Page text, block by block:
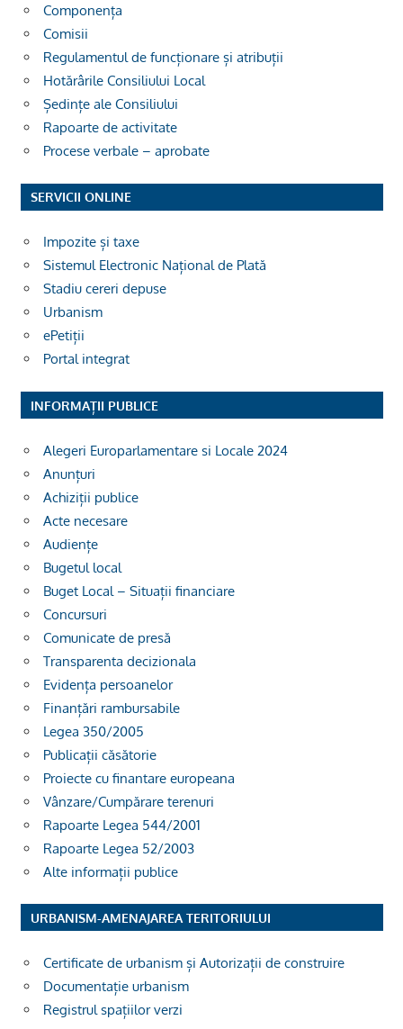
Componența
Comisii
Regulamentul de funcționare și atribuții
Hotărârile Consiliului Local
Ședințe ale Consiliului
Rapoarte de activitate
Procese verbale – aprobate
SERVICII ONLINE
Impozite și taxe
Sistemul Electronic Național de Plată
Stadiu cereri depuse
Urbanism
ePetiții
Portal integrat
INFORMAȚII PUBLICE
Alegeri Europarlamentare si Locale 2024
Anunțuri
Achiziții publice
Acte necesare
Audiențe
Bugetul local
Buget Local – Situații financiare
Concursuri
Comunicate de presă
Transparenta decizionala
Evidența persoanelor
Finanțări rambursabile
Legea 350/2005
Publicații căsătorie
Proiecte cu finantare europeana
Vânzare/Cumpărare terenuri
Rapoarte Legea 544/2001
Rapoarte Legea 52/2003
Alte informații publice
URBANISM-AMENAJAREA TERITORIULUI
Certificate de urbanism și Autorizații de construire
Documentație urbanism
Registrul spațiilor verzi